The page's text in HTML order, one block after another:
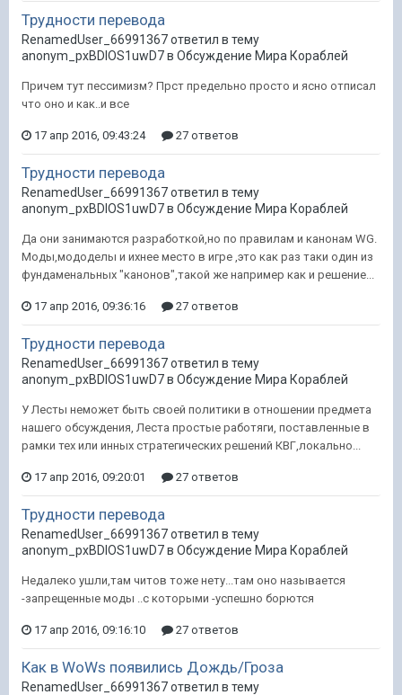
Трудности перевода
RenamedUser_66991367 ответил в тему
anonym_pxBDIOS1uwD7 в Обсуждение Мира Кораблей
Причем тут пессимизм? Прст предельно просто и ясно отписал
что оно и как..и все
17 апр 2016, 09:43:24 27 ответов
Трудности перевода
RenamedUser_66991367 ответил в тему
anonym_pxBDIOS1uwD7 в Обсуждение Мира Кораблей
Да они занимаются разработкой,но по правилам и канонам WG.
Моды,мододелы и ихнее место в игре ,это как раз таки один из
фундаменальных "канонов",такой же например как и решение...
17 апр 2016, 09:36:16 27 ответов
Трудности перевода
RenamedUser_66991367 ответил в тему
anonym_pxBDIOS1uwD7 в Обсуждение Мира Кораблей
У Лесты неможет быть своей политики в отношении предмета
нашего обсуждения, Леста простые работяги, поставленные в
рамки тех или инных стратегических решений КВГ,локально...
17 апр 2016, 09:20:01 27 ответов
Трудности перевода
RenamedUser_66991367 ответил в тему
anonym_pxBDIOS1uwD7 в Обсуждение Мира Кораблей
Недалеко ушли,там читов тоже нету...там оно называется
-запрещенные моды ..с которыми -успешно борются
17 апр 2016, 09:16:10 27 ответов
Как в WoWs появились Дождь/Гроза
RenamedUser_66991367 ответил в тему